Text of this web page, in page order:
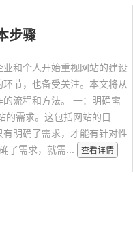
步骤
和个人开始重视网站的建设
节，也备受关注。本文将从
流程和方法。 一：明确需
的需求。这包括网站的目
明确了需求，才能有针对性
了需求，就需...
查看详情